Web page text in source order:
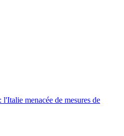
menacée de mesures de